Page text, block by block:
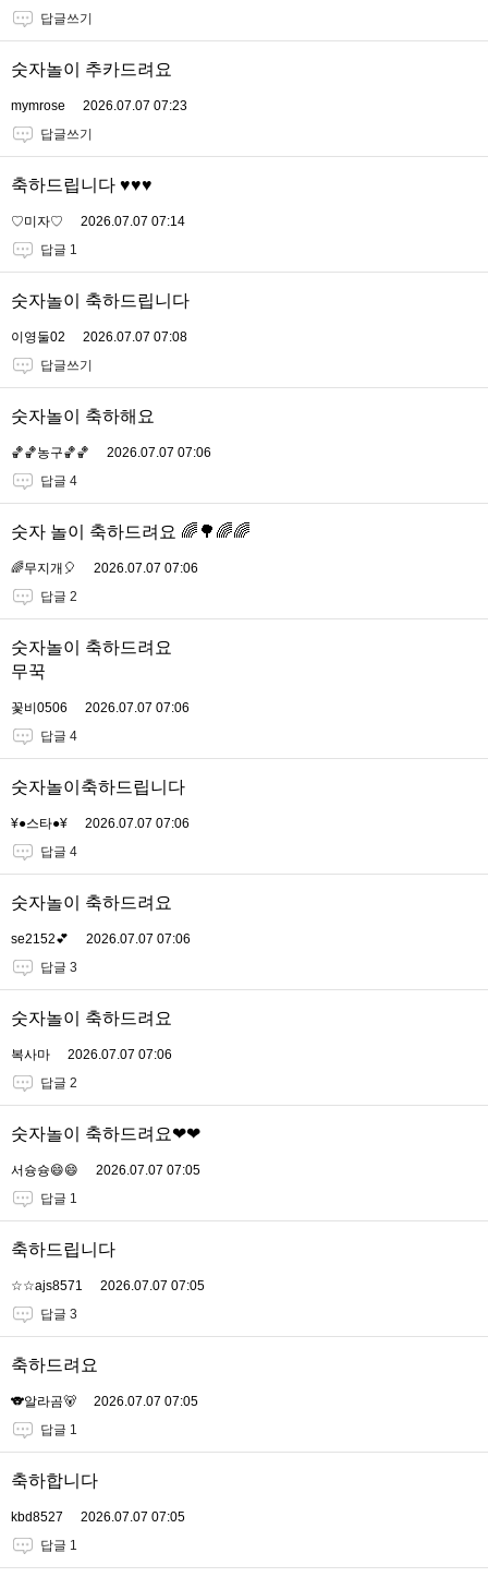
답글쓰기
숫자놀이 추카드려요
mymrose
2026.07.07 07:23
답글쓰기
축하드립니다 ♥️♥️♥️
♡미자♡
2026.07.07 07:14
답글 1
숫자놀이 축하드립니다
이영둘02
2026.07.07 07:08
답글쓰기
숫자놀이 축하해요
🏀🏀농구🏀🏀
2026.07.07 07:06
답글 4
숫자 놀이 축하드려요 🌈🌳🌈🌈
🌈무지개🎈
2026.07.07 07:06
답글 2
숫자놀이 축하드려요
무꾹
꽃비0506
2026.07.07 07:06
답글 4
숫자놀이축하드립니다
¥●스타●¥
2026.07.07 07:06
답글 4
숫자놀이 축하드려요
se2152💕
2026.07.07 07:06
답글 3
숫자놀이 축하드려요
복사마
2026.07.07 07:06
답글 2
숫자놀이 축하드려요❤❤
서슝슝😄😄
2026.07.07 07:05
답글 1
축하드립니다
☆☆ajs8571
2026.07.07 07:05
답글 3
축하드려요
🐨알라곰🐻
2026.07.07 07:05
답글 1
축하합니다
kbd8527
2026.07.07 07:05
답글 1